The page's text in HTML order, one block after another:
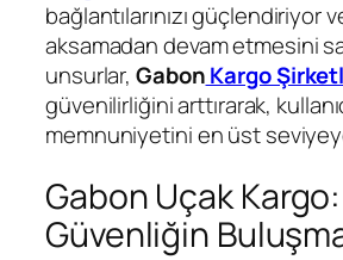
bağlantılarınızı güçlendiriyor
aksamadan devam etmesini
unsurlar,GabonKargo
güvenilirliğini arttırarak,
memnuniyetini en üst
Gabon Uçak Kargo:
Güvenliğin